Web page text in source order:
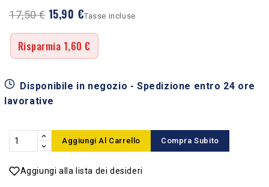
17,50 € 15,90 €
Risparmia 1,60 €
Tasse incluse
Disponibile in negozio - Spedizione entro 24 ore
lavorative
Aggiungi Al Carrello Compra Subito
Aggiungi alla lista dei desideri